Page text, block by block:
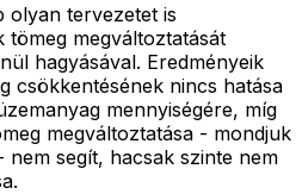
olyan tervezetet is
tömeg megváltoztatását
hagyásával. Eredményeik
csökkentésének nincs hatása
mennyiségére, míg
megváltoztatása - mondjuk
nem segít, hacsak szinte nem